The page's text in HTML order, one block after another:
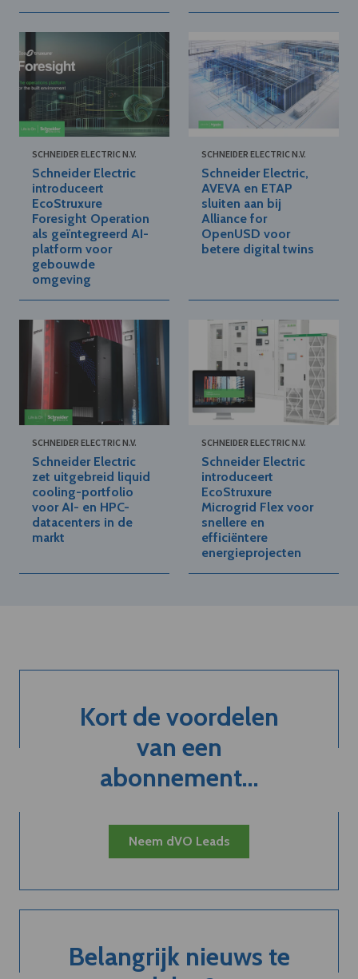
SCHNEIDER ELECTRIC N.V.
Schneider Electric
introduceert
EcoStruxure
Foresight Operation
als geïntegreerd AI-
platform voor
gebouwde
omgeving
SCHNEIDER ELECTRIC N.V.
Schneider Electric,
AVEVA en ETAP
sluiten aan bij
Alliance for
OpenUSD voor
betere digital twins
SCHNEIDER ELECTRIC N.V.
Schneider Electric
zet uitgebreid liquid
cooling-portfolio
voor AI- en HPC-
datacenters in de
markt
SCHNEIDER ELECTRIC N.V.
Schneider Electric
introduceert
EcoStruxure
Microgrid Flex voor
snellere en
efficiëntere
energieprojecten
Kort de voordelen
van een
abonnement...
Neem dVO Leads
Belangrijk nieuws te